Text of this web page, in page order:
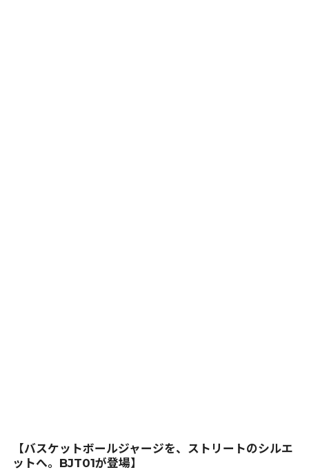
【バスケットボールジャージを、ストリートのシルエ
ットへ。BJT01が登場】